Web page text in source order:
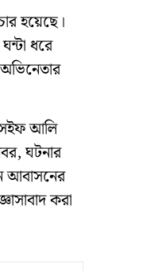
হয়েছে।
ধরে
সইফ আলি
ঘটনার
আবাসনের
করা